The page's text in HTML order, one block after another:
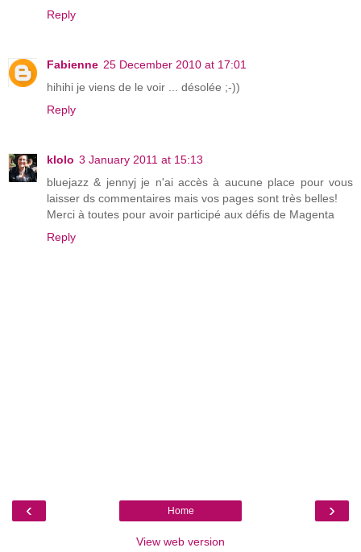
Reply
Fabienne 25 December 2010 at 17:01
hihihi je viens de le voir ... désolée ;-))
Reply
klolo 3 January 2011 at 15:13
bluejazz & jennyj je n'ai accès à aucune place pour vous
laisser ds commentaires mais vos pages sont très belles!
Merci à toutes pour avoir participé aux défis de Magenta
Reply
‹ ›
Home
View web version